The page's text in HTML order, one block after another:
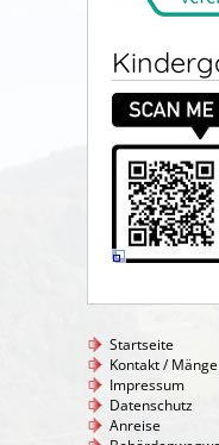
Startseite
Kontakt /
Impressum
Datenschutz
Anreise